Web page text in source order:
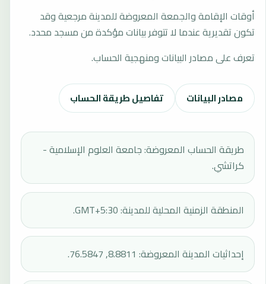
أوقات الإقامة والجمعة المعروضة للمدينة مرجعية وقد
تكون تقديرية عندما لا تتوفر بيانات مؤكدة من مسجد محدد.
تعرف على مصادر البيانات ومنهجية الحساب.
مصادر البيانات تفاصيل طريقة الحساب
طريقة الحساب المعروضة: جامعة العلوم الإسلامية -
كراتشي.
المنطقة الزمنية المحلية للمدينة: GMT+5:30.
إحداثيات المدينة المعروضة: 8.8811, 76.5847.